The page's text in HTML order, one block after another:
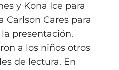
y Kona Ice para
Carlson Cares para
presentación.
a los niños otros
de lectura. En